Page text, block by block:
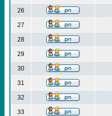
26
27
28
29
30
31
32
33